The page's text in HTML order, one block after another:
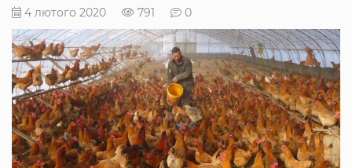
4 лютого 2020 791 0